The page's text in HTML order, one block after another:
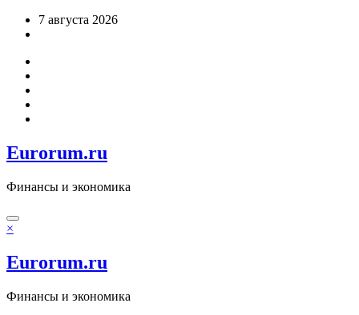
Перейти7 августа 2026
Eurorum.ru
Финансы и экономика
×
Eurorum.ru
Финансы и экономика